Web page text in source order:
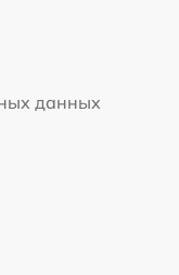
данных